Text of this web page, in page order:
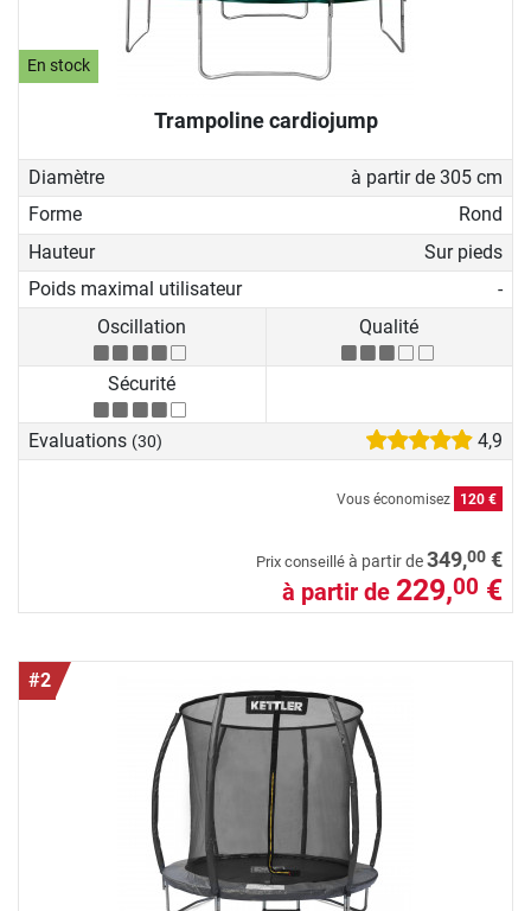
En stock
Trampoline cardiojump
Diamètre
à partir de 305 cm
Forme
Rond
Hauteur
Sur pieds
Poids maximal utilisateur
-
Oscillation
Qualité
Sécurité
Evaluations (30) 4,9
Vous économisez 120 €
Prix conseillé à partir de349,00 €
à partir de 229,00 €
#2